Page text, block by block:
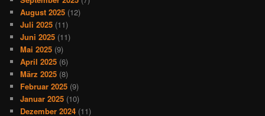
August 2025 (12)
Juli 2025 (11)
Juni 2025 (11)
Mai 2025 (9)
April 2025 (6)
März 2025 (8)
Februar 2025 (9)
Januar 2025 (10)
Dezember 2024 (11)